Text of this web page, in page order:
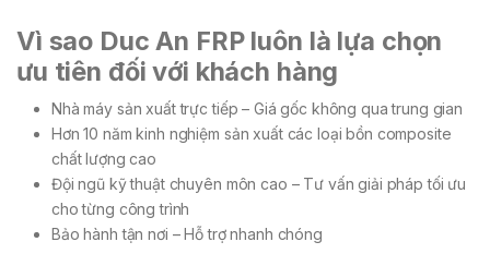
Vì sao Duc An FRP luôn là lựa chọn
ưu tiên đối với khách hàng
Nhà máy sản xuất trực tiếp – Giá gốc không qua trung gian
Hơn 10 năm kinh nghiệm sản xuất các loại bồn composite
chất lượng cao
Đội ngũ kỹ thuật chuyên môn cao – Tư vấn giải pháp tối ưu
cho từng công trình
Bảo hành tận nơi – Hỗ trợ nhanh chóng